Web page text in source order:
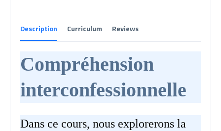
Description Curriculum Reviews
Compréhension
interconfessionnelle
Dans ce cours, nous explorerons la